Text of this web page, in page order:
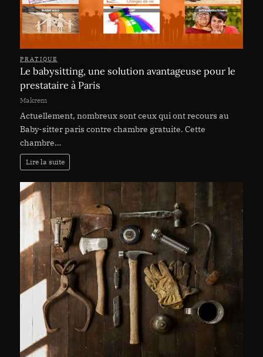
PRATIQUE
Le babysitting, une solution avantageuse pour le
prestataire à Paris
Makrem
Actuellement, nombreux sont ceux qui ont recours au
Baby-sitter paris contre chambre gratuite. Cette
chambre…
Lire la suite